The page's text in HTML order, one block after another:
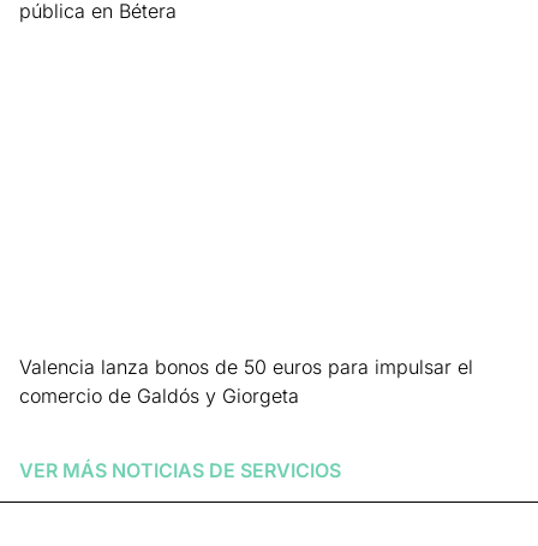
pública en Bétera
Valencia lanza bonos de 50 euros para impulsar el
comercio de Galdós y Giorgeta
VER MÁS NOTICIAS DE SERVICIOS